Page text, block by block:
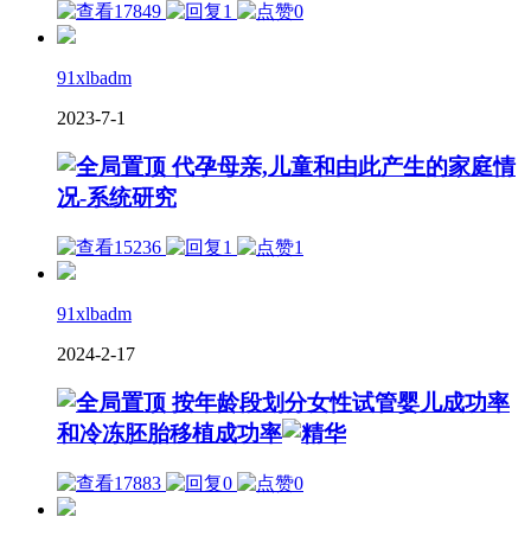
17849 1 0
91xlbadm
2023-7-1
代孕母亲,儿童和由此产生的家庭情
况-系统研究
15236 1 1
91xlbadm
2024-2-17
按年龄段划分女性试管婴儿成功率
和冷冻胚胎移植成功率
17883 0 0